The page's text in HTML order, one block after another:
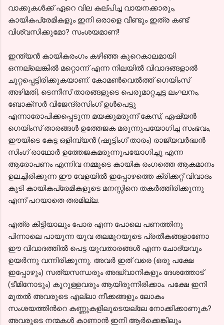
വാക്കുകള്‍ക്ക് ഏറെ വില കല്പിച്ച വായനക്കാരും,
കായികപ്രേമികളും ഇനി ഒരാളെ വീണ്ടും ഇത്ര കണ്ട്
വിശ്വസിക്കുമോ? സംശയമാണ്!
ഇന്ത്യന്‍ കായികരംഗം കഴിഞ്ഞ കുറെകാലമായി
ഒന്നല്ലെങ്കില്‍ മറ്റൊന്ന് എന്ന നിലയില്‍ വിവാദങ്ങളാല്‍
ചുറ്റപ്പെട്ടിരിക്കുകയാണ്. കോമണ്‍വെല്‍ത്ത് ഗെയിംസ്
അഴിമതി, ടെന്നീസ് താരങ്ങളുടെ പെരുമാറ്റച്ചട്ട ലംഘനം,
ബോക്സര്‍ വിജേന്ദ്രസിംഗ് ഉള്‍പെട്ടു
എന്നാരോപിക്കപ്പെടുന്ന മയക്കുമരുന്ന് കേസ്, ഏഷ്യന്‍
ഗെയിംസ് താരങ്ങള്‍ ഉത്തേജക മരുന്നുപയോഗിച്ച സംഭവം,
ഈയിടെ കേട്ട ഒളിമ്പ്യന്‍ (ഷൂട്ടിംഗ് താരം) രാജ്യവര്‍ദ്ധന്‍
സിംഗ് രാഥോര്‍ ഉത്തേജകമരുന്നുപയോഗിച്ചു എന്ന
ആരോപണം എന്നിവ നമ്മുടെ കായിക രംഗത്തെ ആകമാനം
ഉലച്ചിരിക്കുന്ന ഈ വേളയില്‍ ഇപ്പോഴത്തെ ക്രിക്കറ്റ് വിവാദം
കൂടി കായികപ്രേമികളുടെ മനസ്സിനെ തകര്‍ത്തിരിക്കുന്നു
എന്ന്‍ പറയാതെ തരമില്ല.
എത്ര കിട്ടിയാലും പോര എന്ന പോലെ പണത്തിനു
പിന്നാലെ പായുന്ന യുവ തലമുറയുടെ പ്രതീകങ്ങളാണോ
ഈ വിവാദത്തില്‍ പെട്ട യുവതാരങ്ങള്‍ എന്ന ചോദ്യവും
ഉയര്‍ന്നു വന്നിരിക്കുന്നു. അവര്‍ ഇത് വരെ (ഒരു പക്ഷേ
ഇപ്പോഴും) സത്യസന്ധരും അദ്ധ്വാനികളും ദേശത്തോട്
(ടീമിനോടും) കൂറുള്ളവരും ആയിരുന്നിരിക്കാം. പക്ഷേ ഇനി
മുതല്‍ അവരുടെ എല്ലാ നീക്കങ്ങളും ലോകം
സംശയത്തിന്‍റെ കണ്ണുകളിലൂടെയല്ലേ നോക്കിക്കാണുക?
അവരുടെ നന്മകള്‍ കാണാന്‍ ഇനി ആര്‍ക്കെങ്കിലും